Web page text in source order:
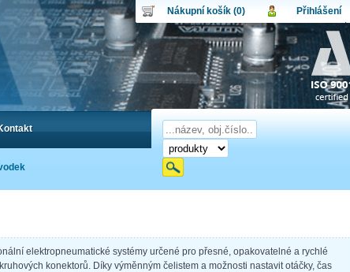
elektropneumatické systémy určené pro přesné, opakovatelné a rychlé
konektorů. Díky výměnným čelistem a možnosti nastavit otáčky, čas
Nákupní košík (0)
Nákupní košík je momentálně prázdný.
Obsah košíku
Počet produktů:0
Cena celkem:
0,00 CZK
Přihlášení
Uživatel:
Heslo:
Přihlásit
Zapomenuté heslo Nová registrace